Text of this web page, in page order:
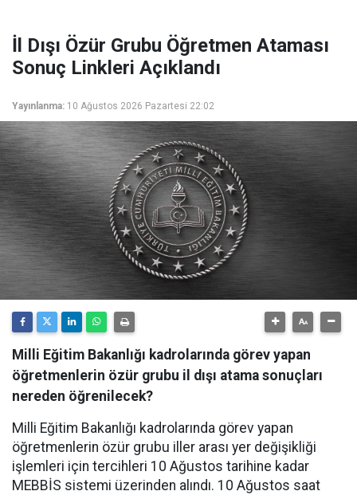
İl Dışı Özür Grubu Öğretmen Ataması
Sonuç Linkleri Açıklandı
Yayınlanma: 10 Ağustos 2026 Pazartesi 22:02
Milli Eğitim Bakanlığı kadrolarında görev yapan
öğretmenlerin özür grubu il dışı atama sonuçları
nereden öğrenilecek?
Milli Eğitim Bakanlığı kadrolarında görev yapan
öğretmenlerin özür grubu iller arası yer değişikliği
işlemleri için tercihleri 10 Ağustos tarihine kadar
MEBBİS sistemi üzerinden alındı. 10 Ağustos saat